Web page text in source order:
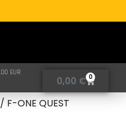
EUR
0,00 € 0
/ F-ONE QUEST